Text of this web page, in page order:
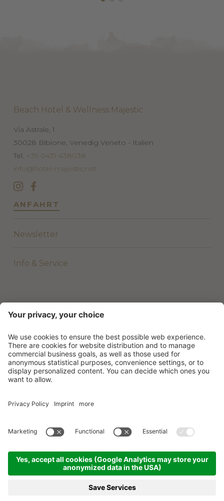
Beach Hotel & Wellness Majestic
Via Astrale, 1
30028 Bibione, Venedig Veneto - Italien
Tel. +39 0431 438038
info@hotel-majestic.net
ANFAHRT
Newsletter
Info & Service
©2026 Beach Hotel & Wellness Majestic
Impressum . Datenschutzerklärung
Cookie-Einstellungen
. produced by